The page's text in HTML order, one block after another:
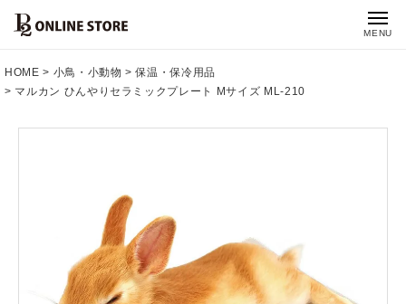
MENU
HOME 小鳥・小動物
保温・保冷用品
マルカン ひんやりセラミックプレート Mサイズ ML-210